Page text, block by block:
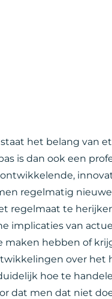
het belang van
is dan ook een
regelmatig nieuwe
regelmaat te
implicaties van
maken hebben of
over het
hoe te
dat men dat niet